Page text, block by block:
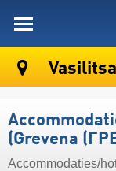
Vasilitsa
(Grevena
Accommodaties/